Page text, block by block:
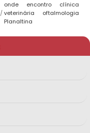
onde encontro clínica
veterinária oftalmologia
Planaltina